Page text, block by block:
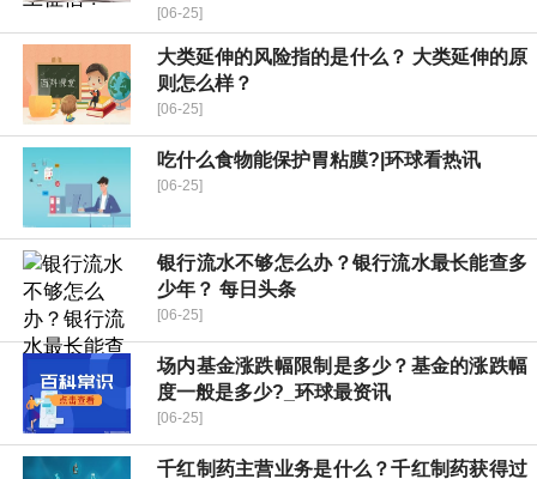
[06-25]
大类延伸的风险指的是什么？ 大类延伸的原
则怎么样？
[06-25]
吃什么食物能保护胃粘膜?|环球看热讯
[06-25]
银行流水不够怎么办？银行流水最长能查多
少年？ 每日头条
[06-25]
场内基金涨跌幅限制是多少？基金的涨跌幅
度一般是多少?_环球最资讯
[06-25]
千红制药主营业务是什么？千红制药获得过